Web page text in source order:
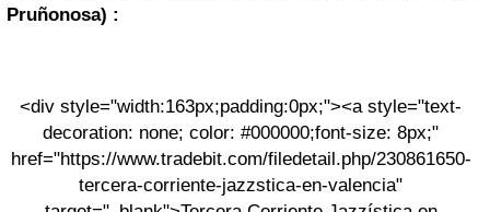
Pruñonosa) :
<div style="width:163px;padding:0px;"><a style="text-
decoration: none; color: #000000;font-size: 8px;"
href="https://www.tradebit.com/filedetail.php/230861650-
tercera-corriente-jazzstica-en-valencia"